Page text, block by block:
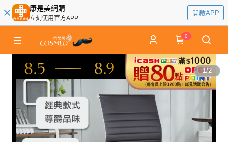
康是美網購
立刻使用官方APP
開啟APP
0
1/2